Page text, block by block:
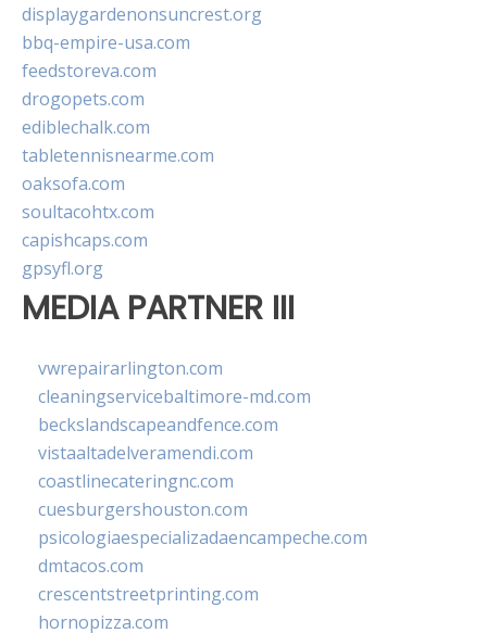
displaygardenonsuncrest.org
bbq-empire-usa.com
feedstoreva.com
drogopets.com
ediblechalk.com
tabletennisnearme.com
oaksofa.com
soultacohtx.com
capishcaps.com
gpsyfl.org
MEDIA PARTNER III
vwrepairarlington.com
cleaningservicebaltimore-md.com
beckslandscapeandfence.com
vistaaltadelveramendi.com
coastlinecateringnc.com
cuesburgershouston.com
psicologiaespecializadaencampeche.com
dmtacos.com
crescentstreetprinting.com
hornopizza.com